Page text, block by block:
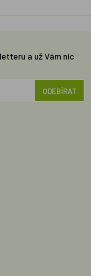
a už Vám nic
ODEBÍRAT